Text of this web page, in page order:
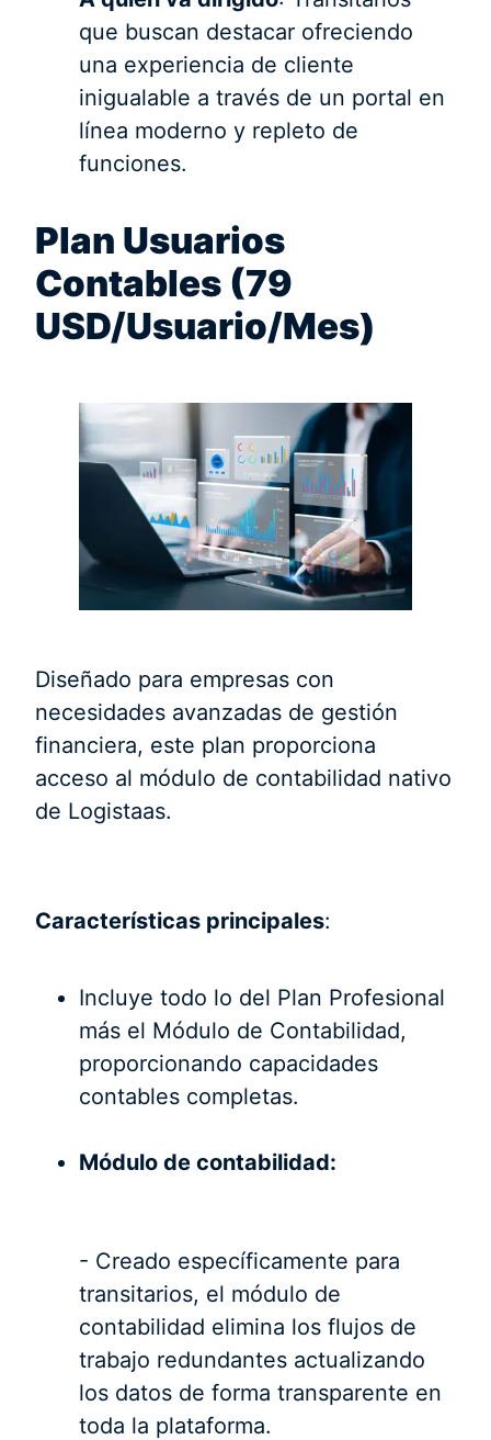
que buscan destacar ofreciendo
una experiencia de cliente
inigualable a través de un portal en
línea moderno y repleto de
funciones.
Plan Usuarios
Contables (79
USD/Usuario/Mes)
Diseñado para empresas con
necesidades avanzadas de gestión
financiera, este plan proporciona
acceso al módulo de contabilidad nativo
de Logistaas.
Características principales:
Incluye todo lo del Plan Profesional
más el Módulo de Contabilidad,
proporcionando capacidades
contables completas.
Módulo de contabilidad:
- Creado específicamente para
transitarios, el módulo de
contabilidad elimina los flujos de
trabajo redundantes actualizando
los datos de forma transparente en
toda la plataforma.